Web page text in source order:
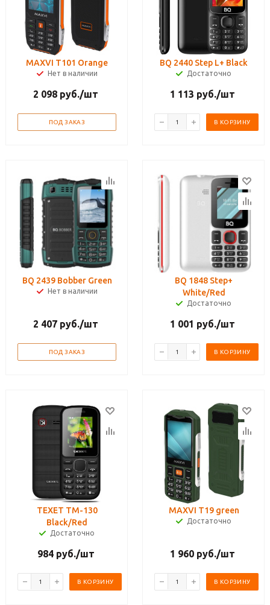
MAXVI T101 Orange
Нет в наличии
2 098 руб./шт
ПОД ЗАКАЗ
BQ 2440 Step L+ Black
Достаточно
1 113 руб./шт
В КОРЗИНУ
BQ 2439 Bobber Green
Нет в наличии
2 407 руб./шт
ПОД ЗАКАЗ
BQ 1848 Step+
White/Red
Достаточно
1 001 руб./шт
В КОРЗИНУ
TEXET TM-130
Black/Red
Достаточно
984руб./шт
В КОРЗИНУ
MAXVI T19 green
Достаточно
1 960 руб./шт
В КОРЗИНУ